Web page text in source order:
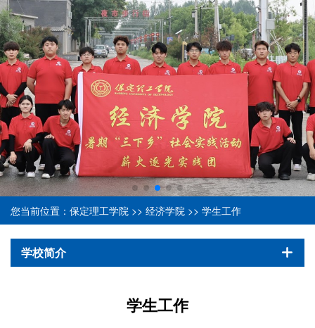
您当前位置： 保定理工学院 >> 经济学院 >> 学生工作
学校简介
学生工作